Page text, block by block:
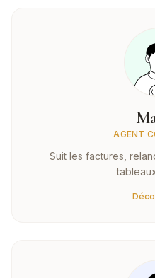
AGENT
Suit les factures,